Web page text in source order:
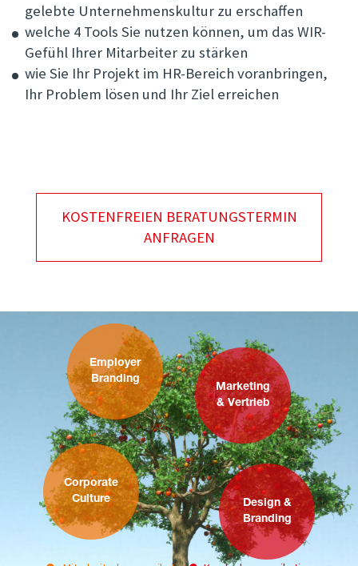
gelebte Unternehmenskultur zu erschaffen
welche 4 Tools Sie nutzen können, um das WIR-
Gefühl Ihrer Mitarbeiter zu stärken
wie Sie Ihr Projekt im HR-Bereich voranbringen,
Ihr Problem lösen und Ihr Ziel erreichen
KOSTENFREIEN BERATUNGSTERMIN
ANFRAGEN
Employer
Branding
Marketing
& Vertrieb
Corporate
Culture
Design &
Branding